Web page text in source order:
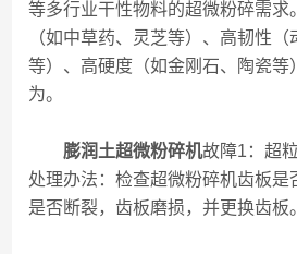
等多行业干性物料的超微粉碎需求
（如中草药、灵芝等）、高韧性
等）、高硬度（如金刚石、陶瓷等
为。
膨润土超微粉碎机故障1：超
处理办法：检查超微粉碎机齿板是
是否断裂，齿板磨损，并更换齿板。